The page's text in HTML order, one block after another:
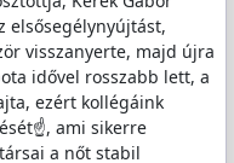
elsősegélynyújtást,
visszanyerte, majd újra
idővel rosszabb lett, a
ezért kollégáink
ami sikerre
a nőt stabil